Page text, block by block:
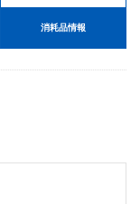
消耗品情報